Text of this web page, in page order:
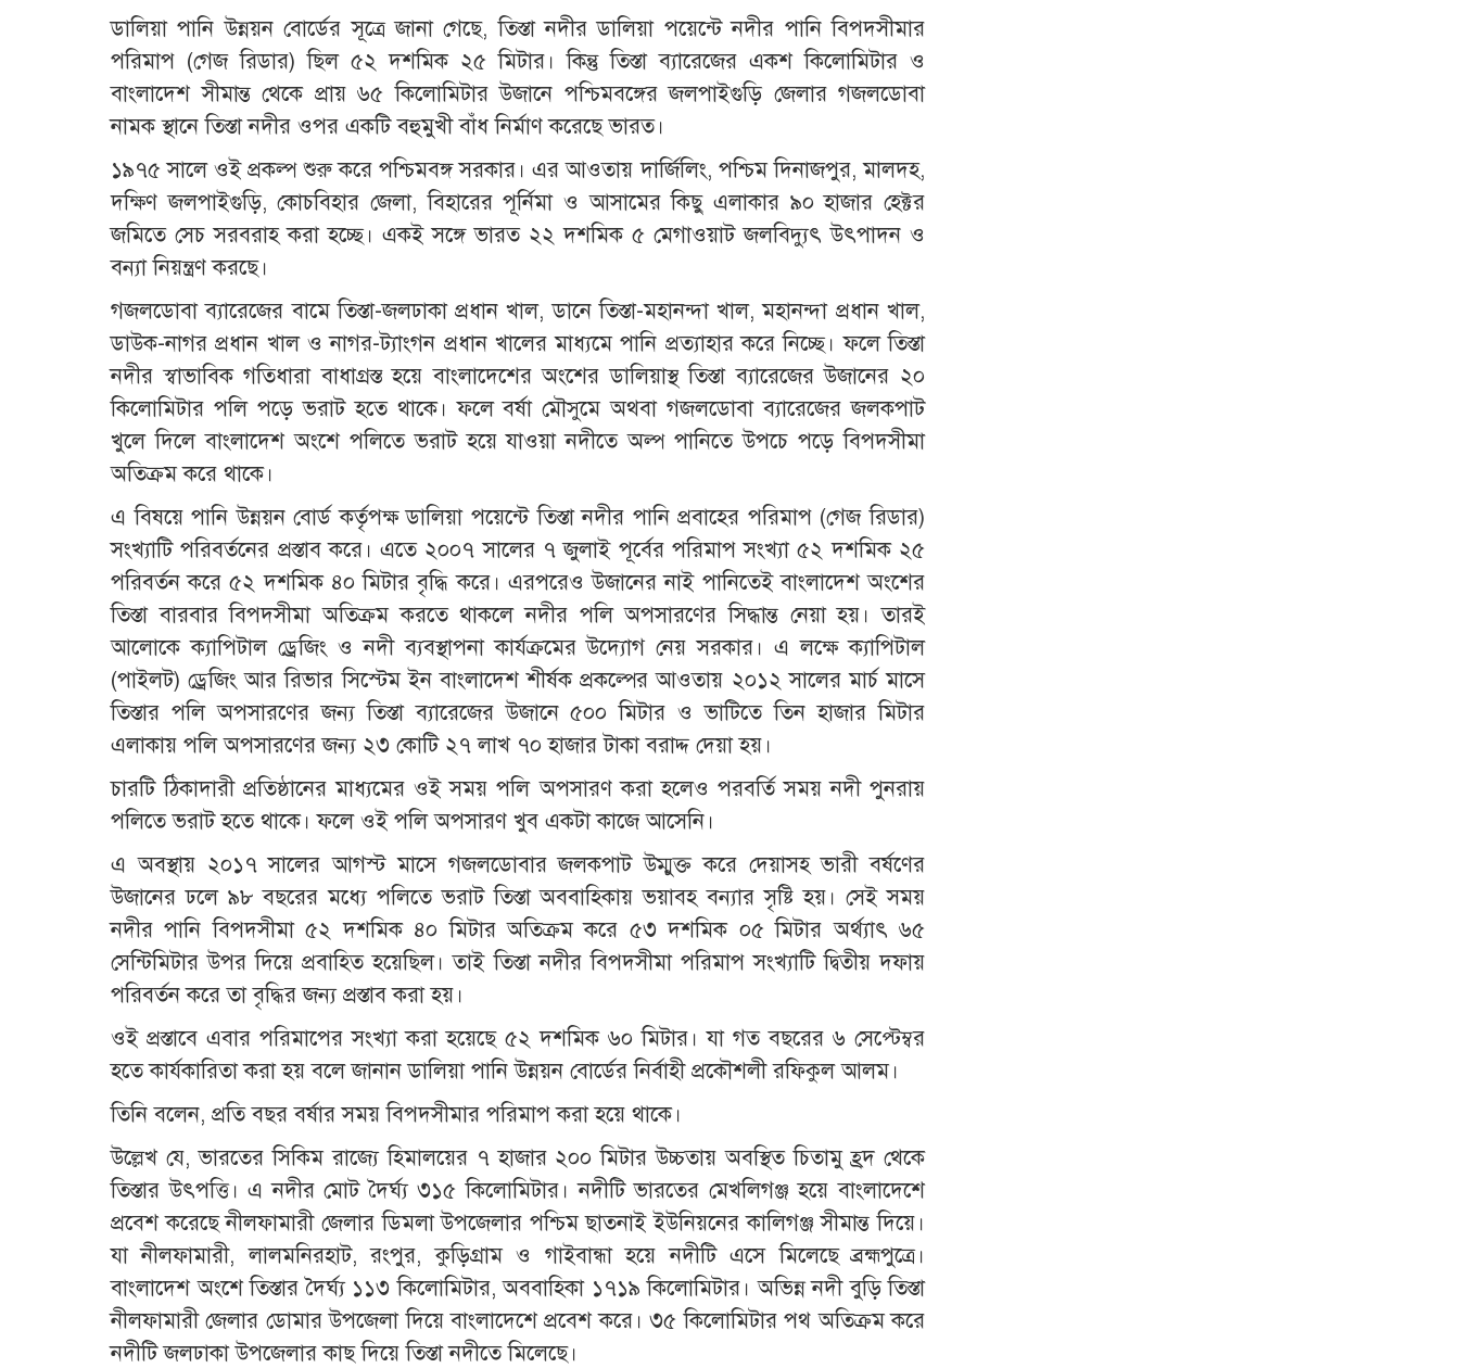
ডালিয়া পানি উন্নয়ন বোর্ডের সূত্রে জানা গেছে, তিস্তা নদীর ডালিয়া পয়েন্টে নদীর পানি বিপদসীমার
পরিমাপ (গেজ রিডার) ছিল ৫২ দশমিক ২৫ মিটার। কিন্তু তিস্তা ব্যারেজের একশ কিলোমিটার ও
বাংলাদেশ সীমান্ত থেকে প্রায় ৬৫ কিলোমিটার উজানে পশ্চিমবঙ্গের জলপাইগুড়ি জেলার গজলডোবা
নামক স্থানে তিস্তা নদীর ওপর একটি বহুমুখী বাঁধ নির্মাণ করেছে ভারত।
১৯৭৫ সালে ওই প্রকল্প শুরু করে পশ্চিমবঙ্গ সরকার। এর আওতায় দার্জিলিং, পশ্চিম দিনাজপুর, মালদহ,
দক্ষিণ জলপাইগুড়ি, কোচবিহার জেলা, বিহারের পূর্নিমা ও আসামের কিছু এলাকার ৯০ হাজার হেক্টর
জমিতে সেচ সরবরাহ করা হচ্ছে। একই সঙ্গে ভারত ২২ দশমিক ৫ মেগাওয়াট জলবিদ্যুৎ উৎপাদন ও
বন্যা নিয়ন্ত্রণ করছে।
গজলডোবা ব্যারেজের বামে তিস্তা-জলঢাকা প্রধান খাল, ডানে তিস্তা-মহানন্দা খাল, মহানন্দা প্রধান খাল,
ডাউক-নাগর প্রধান খাল ও নাগর-ট্যাংগন প্রধান খালের মাধ্যমে পানি প্রত্যাহার করে নিচ্ছে। ফলে তিস্তা
নদীর স্বাভাবিক গতিধারা বাধাগ্রস্ত হয়ে বাংলাদেশের অংশের ডালিয়াস্থ তিস্তা ব্যারেজের উজানের ২০
কিলোমিটার পলি পড়ে ভরাট হতে থাকে। ফলে বর্ষা মৌসুমে অথবা গজলডোবা ব্যারেজের জলকপাট
খুলে দিলে বাংলাদেশ অংশে পলিতে ভরাট হয়ে যাওয়া নদীতে অল্প পানিতে উপচে পড়ে বিপদসীমা
অতিক্রম করে থাকে।
এ বিষয়ে পানি উন্নয়ন বোর্ড কর্তৃপক্ষ ডালিয়া পয়েন্টে তিস্তা নদীর পানি প্রবাহের পরিমাপ (গেজ রিডার)
সংখ্যাটি পরিবর্তনের প্রস্তাব করে। এতে ২০০৭ সালের ৭ জুলাই পূর্বের পরিমাপ সংখ্যা ৫২ দশমিক ২৫
পরিবর্তন করে ৫২ দশমিক ৪০ মিটার বৃদ্ধি করে। এরপরেও উজানের নাই পানিতেই বাংলাদেশ অংশের
তিস্তা বারবার বিপদসীমা অতিক্রম করতে থাকলে নদীর পলি অপসারণের সিদ্ধান্ত নেয়া হয়। তারই
আলোকে ক্যাপিটাল ড্রেজিং ও নদী ব্যবস্থাপনা কার্যক্রমের উদ্যোগ নেয় সরকার। এ লক্ষে ক্যাপিটাল
(পাইলট) ড্রেজিং আর রিভার সিস্টেম ইন বাংলাদেশ শীর্ষক প্রকল্পের আওতায় ২০১২ সালের মার্চ মাসে
তিস্তার পলি অপসারণের জন্য তিস্তা ব্যারেজের উজানে ৫০০ মিটার ও ভাটিতে তিন হাজার মিটার
এলাকায় পলি অপসারণের জন্য ২৩ কোটি ২৭ লাখ ৭০ হাজার টাকা বরাদ্দ দেয়া হয়।
চারটি ঠিকাদারী প্রতিষ্ঠানের মাধ্যমের ওই সময় পলি অপসারণ করা হলেও পরবর্তি সময় নদী পুনরায়
পলিতে ভরাট হতে থাকে। ফলে ওই পলি অপসারণ খুব একটা কাজে আসেনি।
এ অবস্থায় ২০১৭ সালের আগস্ট মাসে গজলডোবার জলকপাট উম্মুক্ত করে দেয়াসহ ভারী বর্ষণের
উজানের ঢলে ৯৮ বছরের মধ্যে পলিতে ভরাট তিস্তা অববাহিকায় ভয়াবহ বন্যার সৃষ্টি হয়। সেই সময়
নদীর পানি বিপদসীমা ৫২ দশমিক ৪০ মিটার অতিক্রম করে ৫৩ দশমিক ০৫ মিটার অর্থ্যাৎ ৬৫
সেন্টিমিটার উপর দিয়ে প্রবাহিত হয়েছিল। তাই তিস্তা নদীর বিপদসীমা পরিমাপ সংখ্যাটি দ্বিতীয় দফায়
পরিবর্তন করে তা বৃদ্ধির জন্য প্রস্তাব করা হয়।
ওই প্রস্তাবে এবার পরিমাপের সংখ্যা করা হয়েছে ৫২ দশমিক ৬০ মিটার। যা গত বছরের ৬ সেপ্টেম্বর
হতে কার্যকারিতা করা হয় বলে জানান ডালিয়া পানি উন্নয়ন বোর্ডের নির্বাহী প্রকৌশলী রফিকুল আলম।
তিনি বলেন, প্রতি বছর বর্ষার সময় বিপদসীমার পরিমাপ করা হয়ে থাকে।
উল্লেখ যে, ভারতের সিকিম রাজ্যে হিমালয়ের ৭ হাজার ২০০ মিটার উচ্চতায় অবস্থিত চিতামু হ্রদ থেকে
তিস্তার উৎপত্তি। এ নদীর মোট দৈর্ঘ্য ৩১৫ কিলোমিটার। নদীটি ভারতের মেখলিগঞ্জ হয়ে বাংলাদেশে
প্রবেশ করেছে নীলফামারী জেলার ডিমলা উপজেলার পশ্চিম ছাতনাই ইউনিয়নের কালিগঞ্জ সীমান্ত দিয়ে।
যা নীলফামারী, লালমনিরহাট, রংপুর, কুড়িগ্রাম ও গাইবান্ধা হয়ে নদীটি এসে মিলেছে ব্রহ্মপুত্রে।
বাংলাদেশ অংশে তিস্তার দৈর্ঘ্য ১১৩ কিলোমিটার, অববাহিকা ১৭১৯ কিলোমিটার। অভিন্ন নদী বুড়ি তিস্তা
নীলফামারী জেলার ডোমার উপজেলা দিয়ে বাংলাদেশে প্রবেশ করে। ৩৫ কিলোমিটার পথ অতিক্রম করে
নদীটি জলঢাকা উপজেলার কাছ দিয়ে তিস্তা নদীতে মিলেছে।